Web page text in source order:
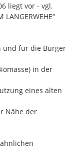
liegt vor - vgl.
LANGERWEHE“